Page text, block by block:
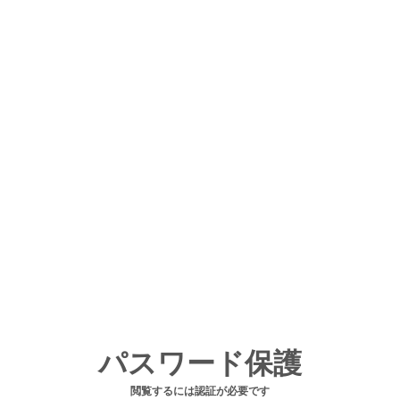
パスワード保護
閲覧するには認証が必要です